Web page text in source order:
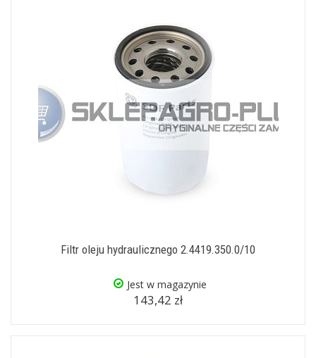
Filtr oleju hydraulicznego 2.4419.350.0/10
Jest w magazynie
143,42 zł